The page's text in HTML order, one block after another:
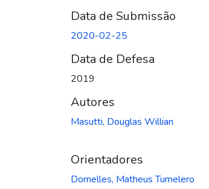
Data de Submissão
2020-02-25
Data de Defesa
2019
Autores
Masutti, Douglas Willian
Orientadores
Dornelles, Matheus Tumelero